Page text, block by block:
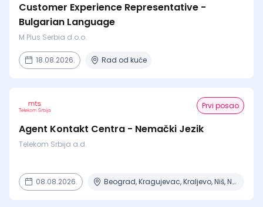
Customer Experience Representative -
Bulgarian Language
M Plus Serbia d.o.o.
18.08.2026. Rad od kuće
Prvi posao
Agent Kontakt Centra - Nemački Jezik
Telekom Srbija a.d.
08.08.2026. Beograd, Kragujevac, Kraljevo, Niš, Novi Sad + 2 mesta